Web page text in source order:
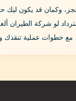
وكمان قد يكون
لو شركة الطيران
مع خطوات عملية تنقذك